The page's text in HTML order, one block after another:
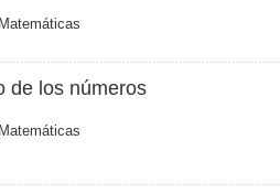
Matemáticas
de los números
Matemáticas